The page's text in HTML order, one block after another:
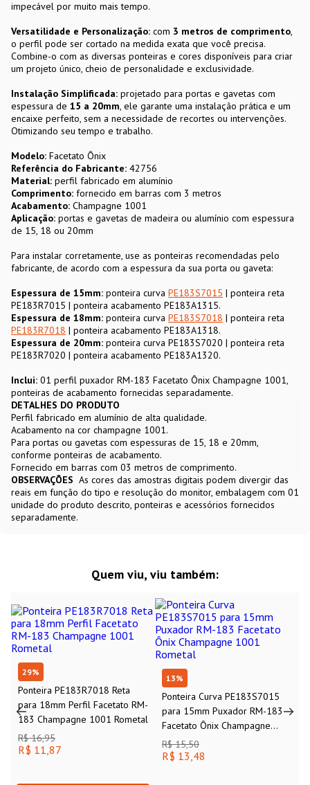
impecável por muito mais tempo.
Versatilidade e Personalização: com 3 metros de comprimento,
o perfil pode ser cortado na medida exata que você precisa.
Combine-o com as diversas ponteiras e cores disponíveis para criar
um projeto único, cheio de personalidade e exclusividade.
Instalação Simplificada: projetado para portas e gavetas com
espessura de 15 a 20mm, ele garante uma instalação prática e um
encaixe perfeito, sem a necessidade de recortes ou intervenções.
Otimizando seu tempo e trabalho.
Modelo: Facetato Ônix
Referência do Fabricante: 42756
Material: perfil fabricado em alumínio
Comprimento: fornecido em barras com 3 metros
Acabamento: Champagne 1001
Aplicação: portas e gavetas de madeira ou alumínio com espessura
de 15, 18 ou 20mm
Para instalar corretamente, use as ponteiras recomendadas pelo
fabricante, de acordo com a espessura da sua porta ou gaveta:
Espessura de 15mm: ponteira curva PE183S7015 | ponteira reta
PE183R7015 | ponteira acabamento PE183A1315.
Espessura de 18mm: ponteira curva PE183S7018 | ponteira reta
PE183R7018 | ponteira acabamento PE183A1318.
Espessura de 20mm: ponteira curva PE183S7020 | ponteira reta
PE183R7020 | ponteira acabamento PE183A1320.
Inclui: 01 perfil puxador RM-183 Facetato Ônix Champagne 1001,
ponteiras de acabamento fornecidas separadamente.
DETALHES DO PRODUTO
Perfil fabricado em alumínio de alta qualidade.
Acabamento na cor champagne 1001.
Para portas ou gavetas com espessuras de 15, 18 e 20mm,
conforme ponteiras de acabamento.
Fornecido em barras com 03 metros de comprimento.
OBSERVAÇÕES As cores das amostras digitais podem divergir das
reais em função do tipo e resolução do monitor, embalagem com 01
unidade do produto descrito, ponteiras e acessórios fornecidos
separadamente.
Quem viu, viu também:
29%
Ponteira PE183R7018 Reta
para 18mm Perfil Facetato RM-
183 Champagne 1001 Rometal
R$ 16,95
R$ 11,87
13%
Ponteira Curva PE183S7015
para 15mm Puxador RM-183
Facetato Ônix Champagne
1001 Rometal
R$ 15,50
R$ 13,48